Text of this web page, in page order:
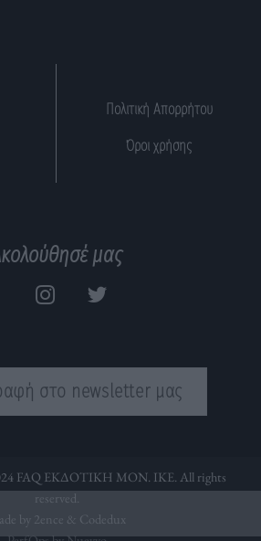
Πολιτική Απορρήτου
Όροι χρήσης
μας
στο newsletter μας
FAQ ΕΚΔΟΤΙΚΗ ΜΟΝ. ΙΚΕ. All rights
reserved.
by 2ence & Codedux